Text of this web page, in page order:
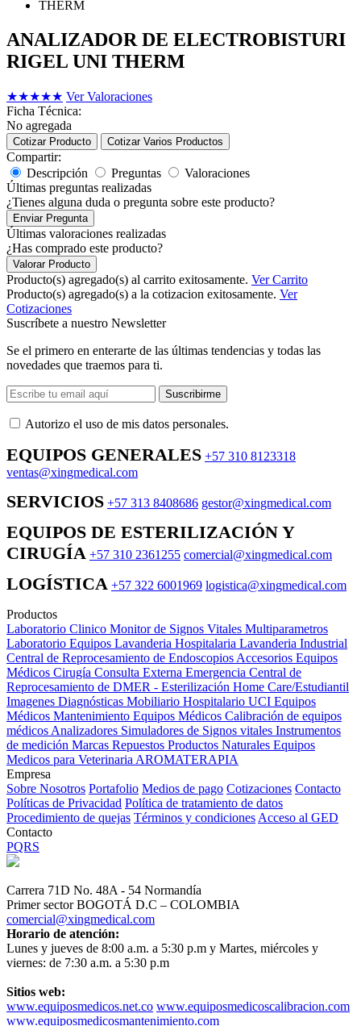
ANALIZADOR DE ELECTROBISTURI
RIGEL UNI THERM
★★★★★ Ver Valoraciones
Ficha Técnica:
No agregada
Cotizar Producto Cotizar Varios Productos
Compartir:
Descripción
Preguntas
Valoraciones
Últimas preguntas realizadas
¿Tienes alguna duda o pregunta sobre este producto?
Enviar Pregunta
Últimas valoraciones realizadas
¿Has comprado este producto?
Valorar Producto
Producto(s) agregado(s) al carrito exitosamente. Ver Carrito
Producto(s) agregado(s) a la cotizacion exitosamente. Ver
Cotizaciones
Suscríbete a nuestro Newsletter
Se el primero en enterarte de las últimas tendencias y todas las
novedades que traemos para ti.
Suscribirme
Autorizo ​​el uso de mis datos personales.
EQUIPOS GENERALES +57 310 8123318
ventas@xingmedical.com
SERVICIOS +57 313 8408686 gestor@xingmedical.com
EQUIPOS DE ESTERILIZACIÓN Y
CIRUGÍA +57 310 2361255 comercial@xingmedical.com
LOGÍSTICA +57 322 6001969 logistica@xingmedical.com
Productos
Laboratorio Clinico Monitor de Signos Vitales Multiparametros
Laboratorio Equipos Lavanderia Hospitalaria Lavanderia Industrial
Central de Reprocesamiento de Endoscopios Accesorios Equipos
Médicos Cirugía Consulta Externa Emergencia Central de
Reprocesamiento de DMER - Esterilización Home Care/Estudiantil
Imagenes Diagnósticas Mobiliario Hospitalario UCI Equipos
Médicos Mantenimiento Equipos Médicos Calibración de equipos
médicos Analizadores Simuladores de Signos vitales Instrumentos
de medición Marcas Repuestos Productos Naturales Equipos
Medicos para Veterinaria AROMATERAPIA
Empresa
Sobre Nosotros Portafolio Medios de pago Cotizaciones Contacto
Políticas de Privacidad Política de tratamiento de datos
Procedimiento de quejas Términos y condiciones Acceso al GED
Contacto
PQRS
Carrera 71D No. 48A - 54 Normandía
Primer sector BOGOTÁ D.C – COLOMBIA
comercial@xingmedical.com
Horario de atención:
Lunes y jueves de 8:00 a.m. a 5:30 p.m y Martes, miércoles y
viernes: de 7:30 a.m. a 5:30 p.m
Sitios web:
www.equiposmedicos.net.co www.equiposmedicoscalibracion.com
www.equiposmedicosmantenimiento.com